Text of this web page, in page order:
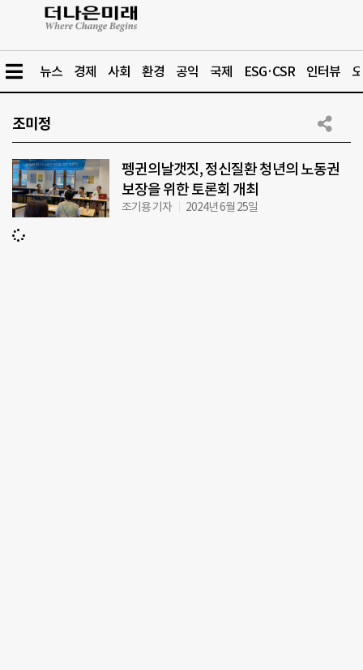
뉴스 경제 사회 환경 공익 국제 ESG·CSR 인터뷰
조미정
펭귄의날갯짓, 정신질환 청년의 노동권
보장을 위한 토론회 개최
조기용 기자 2024년 6월 25일